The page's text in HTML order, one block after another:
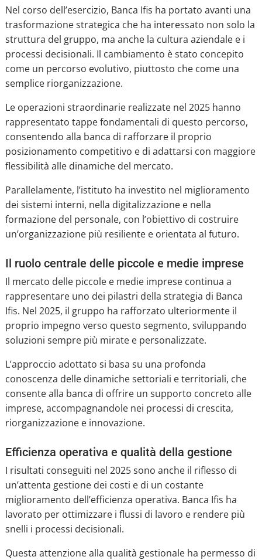
Nel corso dell’esercizio, Banca Ifis ha portato avanti una
trasformazione strategica che ha interessato non solo la
struttura del gruppo, ma anche la cultura aziendale e i
processi decisionali. Il cambiamento è stato concepito
come un percorso evolutivo, piuttosto che come una
semplice riorganizzazione.
Le operazioni straordinarie realizzate nel 2025 hanno
rappresentato tappe fondamentali di questo percorso,
consentendo alla banca di rafforzare il proprio
posizionamento competitivo e di adattarsi con maggiore
flessibilità alle dinamiche del mercato.
Parallelamente, l’istituto ha investito nel miglioramento
dei sistemi interni, nella digitalizzazione e nella
formazione del personale, con l’obiettivo di costruire
un’organizzazione più resiliente e orientata al futuro.
Il ruolo centrale delle piccole e medie imprese
Il mercato delle piccole e medie imprese continua a
rappresentare uno dei pilastri della strategia di Banca
Ifis. Nel 2025, il gruppo ha rafforzato ulteriormente il
proprio impegno verso questo segmento, sviluppando
soluzioni sempre più mirate e personalizzate.
L’approccio adottato si basa su una profonda
conoscenza delle dinamiche settoriali e territoriali, che
consente alla banca di offrire un supporto concreto alle
imprese, accompagnandole nei processi di crescita,
riorganizzazione e innovazione.
Efficienza operativa e qualità della gestione
I risultati conseguiti nel 2025 sono anche il riflesso di
un’attenta gestione dei costi e di un costante
miglioramento dell’efficienza operativa. Banca Ifis ha
lavorato per ottimizzare i flussi di lavoro e rendere più
snelli i processi decisionali.
Questa attenzione alla qualità gestionale ha permesso di